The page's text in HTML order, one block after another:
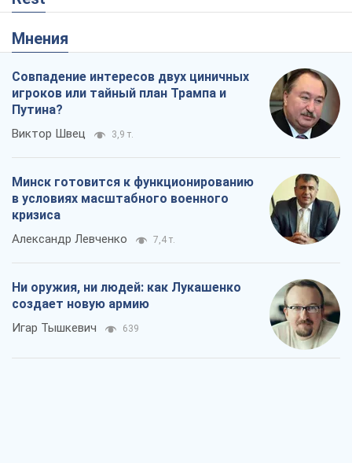
Мнения
Совпадение интересов двух циничных
игроков или тайный план Трампа и
Путина?
Виктор Швец 3,9 т.
Минск готовится к функционированию
в условиях масштабного военного
кризиса
Александр Левченко 7,4 т.
Ни оружия, ни людей: как Лукашенко
создает новую армию
Игар Тышкевич 639